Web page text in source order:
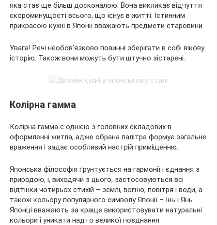
яка стає ще більш досконалою. Вона викликає відчуття
скороминущості всього, що існує в житті. Істинним
прикрасою кухні в Японії вважають предмети старовини.
Увага! Речі необов’язково повинні зберігати в собі вікову
історію. Також вони можуть бути штучно зістарені.
Колірна гамма
Колірна гамма є однією з головних складових в
оформленні житла, адже обрана палітра формує загальне
враження і задає особливий настрій приміщенню.
Японська філософія ґрунтується на гармонії і єднання з
природою, і, виходячи з цього, застосовуються всі
відтінки чотирьох стихій – землі, вогню, повітря і води, а
також кольору популярного символу Японії – Інь і Янь.
Японці вважають за краще використовувати натуральні
кольори і уникати надто великої поєднання